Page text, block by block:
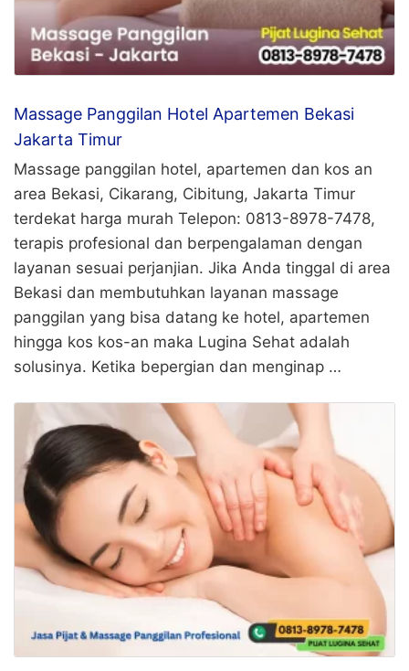
Massage Panggilan Hotel Apartemen Bekasi
Jakarta Timur
Massage panggilan hotel, apartemen dan kos an
area Bekasi, Cikarang, Cibitung, Jakarta Timur
terdekat harga murah Telepon: 0813-8978-7478,
terapis profesional dan berpengalaman dengan
layanan sesuai perjanjian. Jika Anda tinggal di area
Bekasi dan membutuhkan layanan massage
panggilan yang bisa datang ke hotel, apartemen
hingga kos kos-an maka Lugina Sehat adalah
solusinya. Ketika bepergian dan menginap …